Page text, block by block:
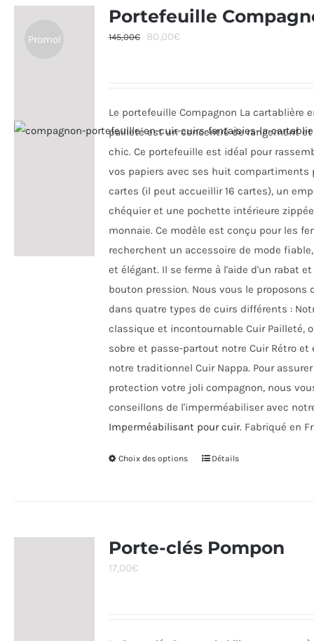
variations.
Les
sur
page
du
produit
Promo!
Portefeuille
145,00€
Le
145,00€.
80,00€Le
80,00€.
Le portefeuille Compagnon La cartablière
pailleté est un concentré de rangement
chic. Ce portefeuille est idéal pour
vos papiers avec ses huit compartiments
cartes (il peut accueillir 16 cartes), un
chéquier et une pochette intérieure
monnaie. Ce modèle est conçu pour les
recherchent un accessoire de mode
et élégant. Il se ferme à l'aide d'un rabat
bouton pression. Nous vous le proposons
dans quatre types de cuirs différents :
classique et incontournable Cuir Pailleté,
sobre et passe-partout notre Cuir Rétro et
notre traditionnel Cuir Nappa. Pour
protection votre joli compagnon, nous
conseillons de l'imperméabiliser avec
Imperméabilisant pour cuir. Fabriqué en
Choix des options
Ce
variations.
Les
choisies
Détails
Porte-clés Pompon
17,00€